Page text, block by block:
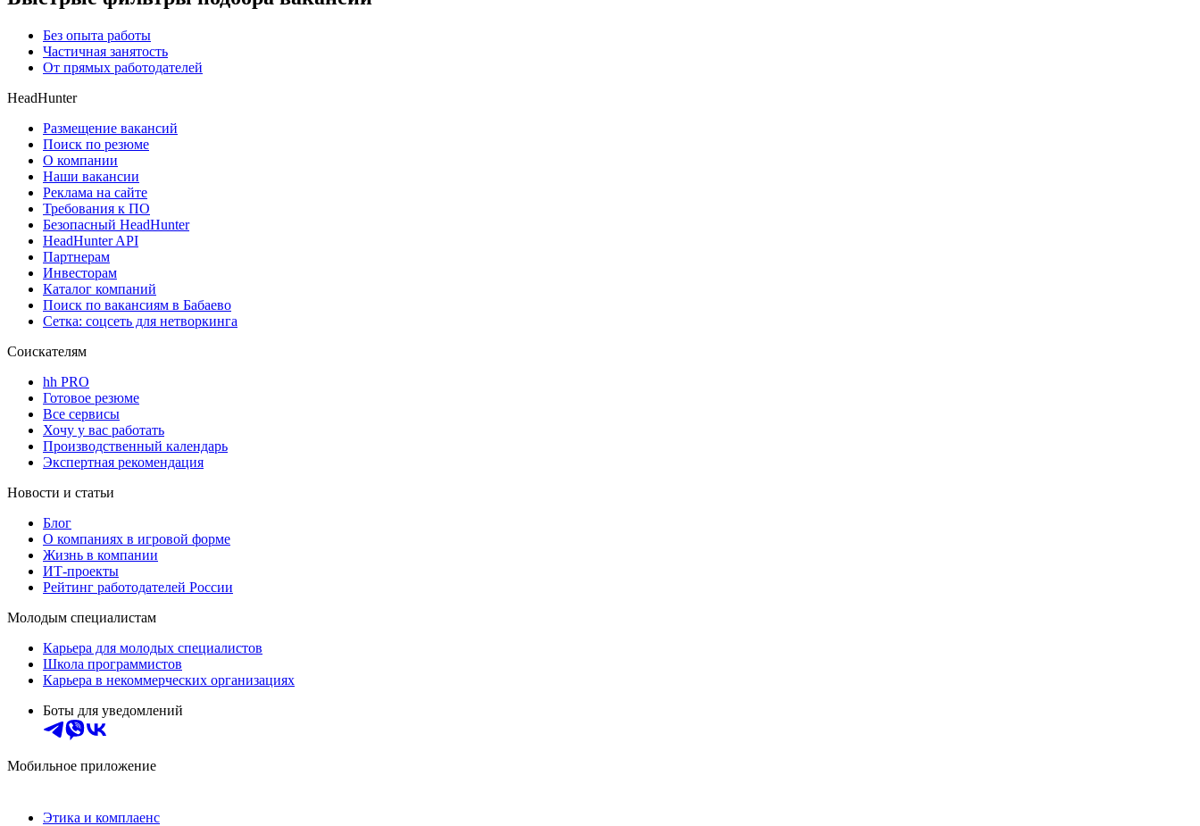
Без опыта работы
Частичная занятость
От прямых работодателей
HeadHunter
Размещение вакансий
Поиск по резюме
О компании
Наши вакансии
Реклама на сайте
Требования к ПО
Безопасный HeadHunter
HeadHunter API
Партнерам
Инвесторам
Каталог компаний
Поиск по вакансиям в Бабаево
Сетка: соцсеть для нетворкинга
Соискателям
hh PRO
Готовое резюме
Все сервисы
Хочу у вас работать
Производственный календарь
Экспертная рекомендация
Новости и статьи
Блог
О компаниях в игровой форме
Жизнь в компании
ИТ-проекты
Рейтинг работодателей России
Молодым специалистам
Карьера для молодых специалистов
Школа программистов
Карьера в некоммерческих организациях
Боты для уведомлений
Мобильное приложение
Этика и комплаенс